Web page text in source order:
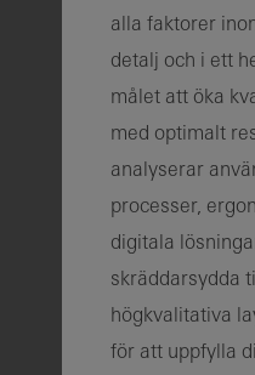
alla faktorer
detalj och i ett
målet att öka
med optimalt
analyserar
processer,
digitala
skräddarsydda
högkvalitativa
för att uppfylla